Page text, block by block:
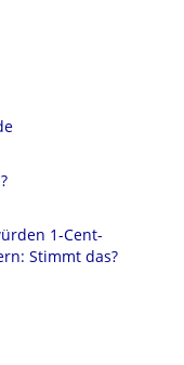
1-Cent-
Stimmt das?